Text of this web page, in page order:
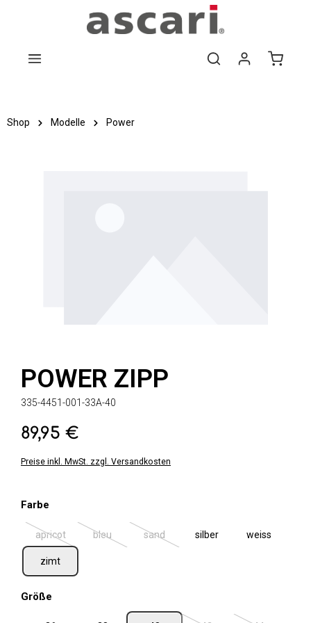
Zum Hauptinhalt springen
Shop Modelle Power
POWER ZIPP
335-4451-001-33A-40
Regulärer Preis:
89,95 €
Preise inkl. MwSt. zzgl. Versandkosten
Farbe
apricot(Diese Option ist zurzeit nicht verfügbar.)
bleu(Diese Option ist zurzeit nicht verfügbar.)
sand(Diese Option ist zurzeit nicht
silber weiss
zimt
Größe